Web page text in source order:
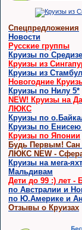
Спецпредложения
Новости
Русские группы
Круизы по
Круизы из
Круизы из
Новогодние
Круизы по Нилу 5*
NEW! Круизы на
ЛЮКС
Круизы по
Круизы по
Круизы по Японии
Будь Первым! Сан
ЛЮКС NEW -
Круизы на мега-
Мальдивам
Дети до 99 :) лет -
по Австралии и
по Ю.Америке и
Отзывы о Круизах